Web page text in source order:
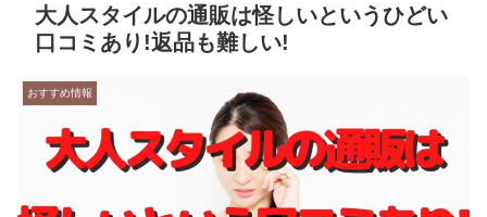
大人スタイルの通販は怪しいというひどい
口コミあり!返品も難しい!
おすすめ情報